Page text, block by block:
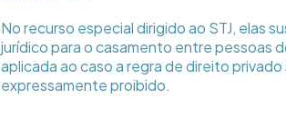
No recurso especial dirigido ao STJ, elas
jurídico para o casamento entre pessoas
aplicada ao caso a regra de direito
expressamente proibido.